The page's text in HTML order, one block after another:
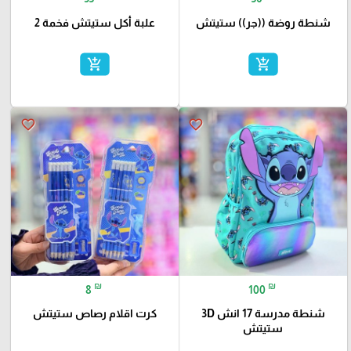
شنطة روضة ((جر)) ستيتش
add_shopping_cart
علبة أكل ستيتش فخمة 2
add_shopping_cart
favorite_border
100 ₪
شنطة مدرسة 17 انش 3D
ستيتش
favorite_border
8 ₪
كرت اقلام رصاص ستيتش